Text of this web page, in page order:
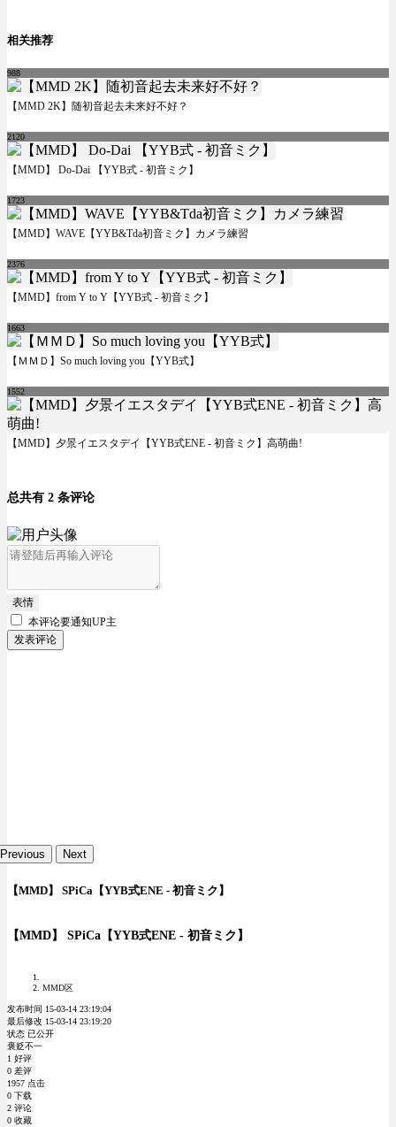
相关推荐
988
【MMD 2K】随初音起去未来好不好？
2120
【MMD】 Do-Dai 【YYB式 - 初音ミク】
1723
【MMD】WAVE【YYB&Tda初音ミク】カメラ練習
2376
【MMD】from Y to Y【YYB式 - 初音ミク】
1663
【ＭＭＤ】So much loving you【YYB式】
1552
【MMD】夕景イエスタデイ【YYB式ENE - 初音ミク】高萌曲!
总共有 2 条评论
表情
本评论要通知UP主
发表评论
Previous Next
【MMD】 SPiCa【YYB式ENE - 初音ミク】
【MMD】 SPiCa【YYB式ENE - 初音ミク】
MMD区
发布时间 15-03-14 23:19:04
最后修改 15-03-14 23:19:20
状态 已公开
褒贬不一
1 好评
0 差评
1957 点击
0 下载
2 评论
0 收藏